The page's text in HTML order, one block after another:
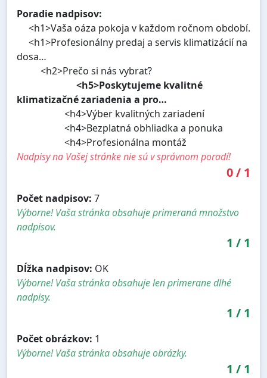
Poradie nadpisov:
<h1>Vaša oáza pokoja v každom ročnom období.
<h1>Profesionálny predaj a servis klimatizácií na
dosa…
<h2>Prečo si nás vybrať?
<h5>Poskytujeme kvalitné
klimatizačné zariadenia a pro…
<h4>Výber kvalitných zariadení
<h4>Bezplatná obhliadka a ponuka
<h4>Profesionálna montáž
Nadpisy na Vašej stránke nie sú v správnom poradí!
0/ 1
Počet nadpisov: 7
Výborne! Vaša stránka obsahuje primeraná množstvo
nadpisov.
1 / 1
Dĺžka nadpisov: OK
Výborne! Vaša stránka obsahuje len primerane dlhé
nadpisy.
1 / 1
Počet obrázkov: 1
Výborne! Vaša stránka obsahuje obrázky.
1 / 1